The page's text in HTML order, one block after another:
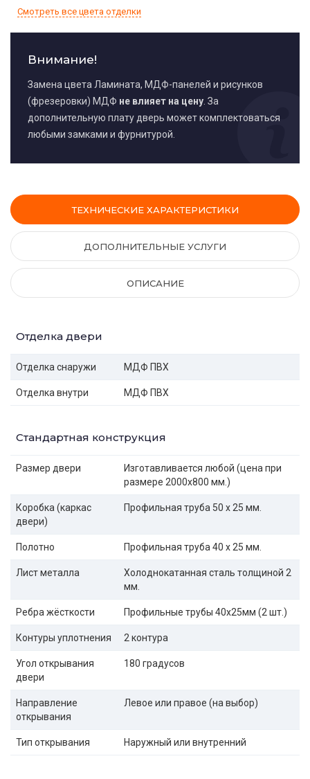
Смотреть все цвета отделки
Внимание!
Замена цвета Ламината, МДФ-панелей и рисунков
(фрезеровки) МДФ не влияет на цену . За
дополнительную плату дверь может комплектоваться
любыми замками и фурнитурой.
ТЕХНИЧЕСКИЕ ХАРАКТЕРИСТИКИ
ДОПОЛНИТЕЛЬНЫЕ УСЛУГИ
ОПИСАНИЕ
Отделка двери
Отделка снаружи МДФ ПВХ
Отделка внутри МДФ ПВХ
Стандартная конструкция
Размер двери
Изготавливается любой (цена при
размере 2000x800 мм.)
Коробка (каркас
двери)
Профильная труба 50 х 25 мм.
Полотно Профильная труба 40 х 25 мм.
Лист металла
Холоднокатанная сталь толщиной 2
мм.
Ребра жёсткости Профильные трубы 40х25мм (2 шт.)
Контуры уплотнения 2 контура
Угол открывания
двери
180 градусов
Направление
открывания
Левое или правое (на выбор)
Тип открывания Наружный или внутренний